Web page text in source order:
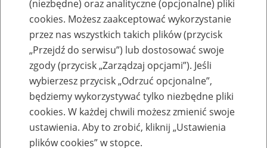
Emerytury
Baza zlikwidowanych lub
przekształconych zakładów pracy
(niezbędne) oraz analityczne (opcjonalne) pliki
cookies. Możesz zaakceptować wykorzystanie
przez nas wszystkich takich plików (przycisk
„Przejdź do serwisu”) lub dostosować swoje
zgody (przycisk „Zarządzaj opcjami”). Jeśli
wybierzesz przycisk „Odrzuć opcjonalne”,
będziemy wykorzystywać tylko niezbędne pliki
cookies. W każdej chwili możesz zmienić swoje
ustawienia. Aby to zrobić, kliknij „Ustawienia
plików cookies” w stopce.